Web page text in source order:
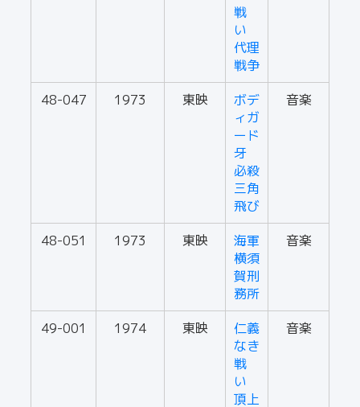
戦
い
代理
戦争
48-047
1973 東映
ボデ
ィガ
ード
牙
必殺
三角
飛び
音楽
48-051 1973 東映
海軍
横須
賀刑
務所
音楽
49-001 1974 東映
仁義
なき
戦
い
頂上
音楽